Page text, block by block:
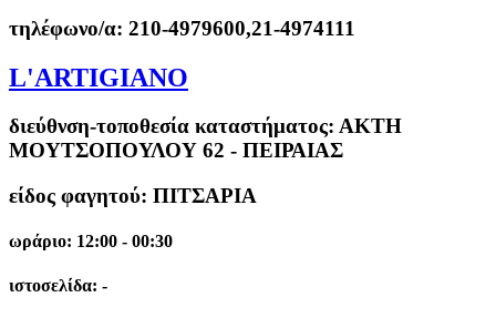
τηλέφωνο/α: 210-4979600,21-4974111
L'ARTIGIANO
διεύθνση-τοποθεσία καταστήματος: ΑΚΤΗ
ΜΟΥΤΣΟΠΟΥΛΟΥ 62 - ΠΕΙΡΑΙΑΣ
είδος φαγητού: ΠΙΤΣΑΡΙΑ
ωράριο: 12:00 - 00:30
ιστοσελίδα: -